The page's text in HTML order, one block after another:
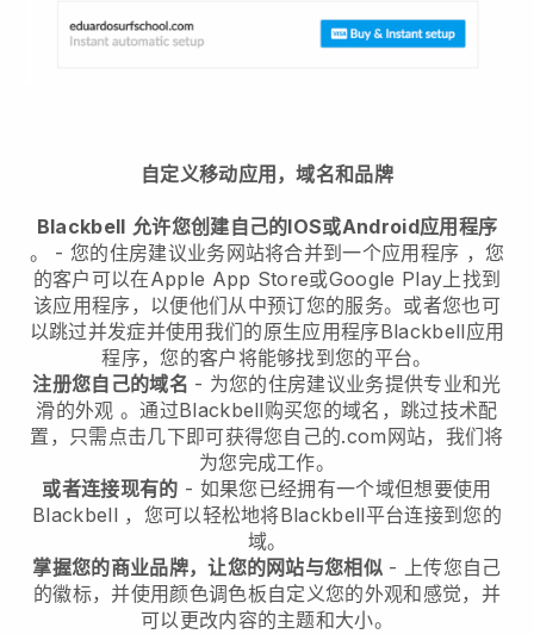
自定义移动应用，域名和品牌
Blackbell 允许您创建自己的IOS或Android应用程序
。 - 您的住房建议业务网站将合并到一个应用程序 ，您
的客户可以在Apple App Store或Google Play上找到
该应用程序，以便他们从中预订您的服务。或者您也可
以跳过并发症并使用我们的原生应用程序Blackbell应用
程序，您的客户将能够找到您的平台。
注册您自己的域名 - 为您的住房建议业务提供专业和光
滑的外观 。通过Blackbell购买您的域名，跳过技术配
置，只需点击几下即可获得您自己的.com网站，我们将
为您完成工作。
或者连接现有的 - 如果您已经拥有一个域但想要使用
Blackbell ，您可以轻松地将Blackbell平台连接到您的
域。
掌握您的商业品牌，让您的网站与您相似 - 上传您自己
的徽标，并使用颜色调色板自定义您的外观和感觉，并
可以更改内容的主题和大小。